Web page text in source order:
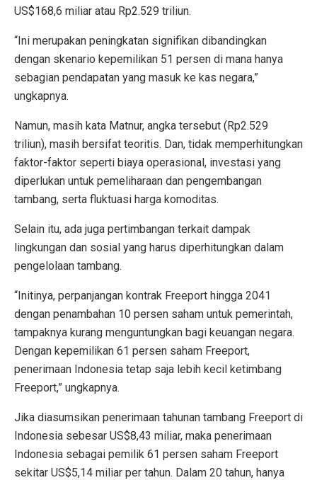
US$168,6 miliar atau Rp2.529 triliun.
“Ini merupakan peningkatan signifikan dibandingkan
dengan skenario kepemilikan 51 persen di mana hanya
sebagian pendapatan yang masuk ke kas negara,”
ungkapnya.
Namun, masih kata Matnur, angka tersebut (Rp2.529
triliun), masih bersifat teoritis. Dan, tidak memperhitungkan
faktor-faktor seperti biaya operasional, investasi yang
diperlukan untuk pemeliharaan dan pengembangan
tambang, serta fluktuasi harga komoditas.
Selain itu, ada juga pertimbangan terkait dampak
lingkungan dan sosial yang harus diperhitungkan dalam
pengelolaan tambang.
“Initinya, perpanjangan kontrak Freeport hingga 2041
dengan penambahan 10 persen saham untuk pemerintah,
tampaknya kurang menguntungkan bagi keuangan negara.
Dengan kepemilikan 61 persen saham Freeport,
penerimaan Indonesia tetap saja lebih kecil ketimbang
Freeport,” ungkapnya.
Jika diasumsikan penerimaan tahunan tambang Freeport di
Indonesia sebesar US$8,43 miliar, maka penerimaan
Indonesia sebagai pemilik 61 persen saham Freeport
sekitar US$5,14 miliar per tahun. Dalam 20 tahun, hanya